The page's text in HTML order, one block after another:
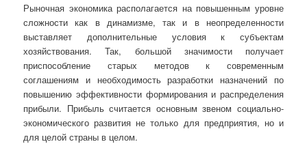
Рыночная экономика располагается на повышенным уровне
сложности как в динамизме, так и в неопределенности
выставляет дополнительные условия к субъектам
хозяйствования. Так, большой значимости получает
приспособление старых методов к современным
соглашениям и необходимость разработки назначений по
повышению эффективности формирования и распределения
прибыли. Прибыль считается основным звеном социально-
экономического развития не только для предприятия, но и
для целой страны в целом.